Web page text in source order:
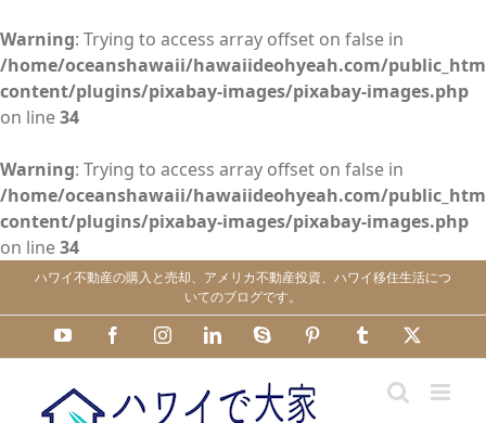
Warning: Trying to access array offset on false in
/home/oceanshawaii/hawaiideohyeah.com/
content/plugins/pixabay-images/pixabay-images.php
on line34
Warning: Trying to access array offset on false in
/home/oceanshawaii/hawaiideohyeah.com/
content/plugins/pixabay-images/pixabay-images.php
on line34
content
ハワイ不動産の購入と売却、アメリカ不動産投資、ハワイ移住生活につ
いてのブログです。
YouTube FacebookInstagramLinkedInSkype Pinterest Tumblr